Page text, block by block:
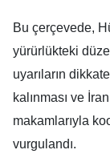
Bu çerçevede,
yürürlükteki
uyarıların
kalınması ve
makamlarıyla
vurgulandı.